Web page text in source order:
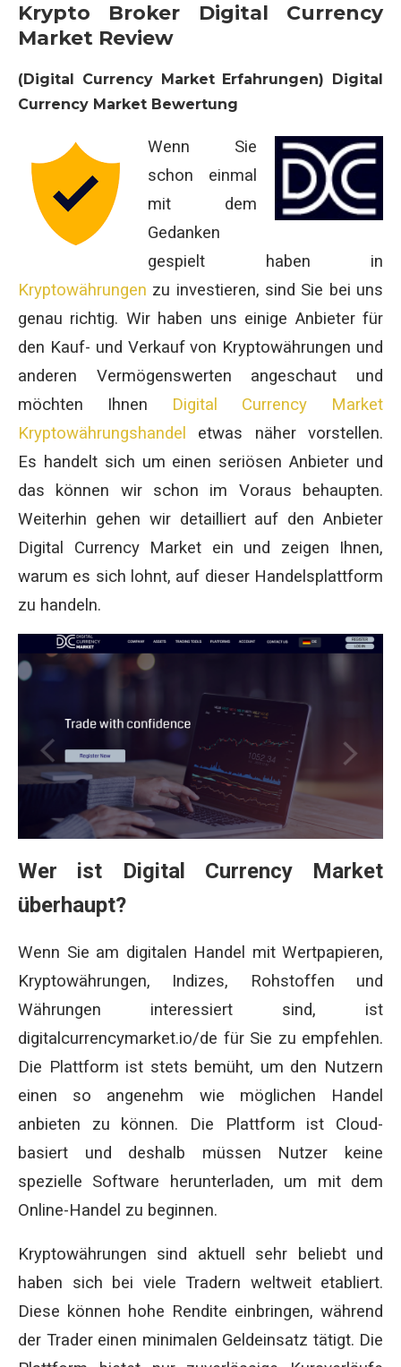
Krypto Broker Digital Currency
Market Review
(Digital Currency Market Erfahrungen) Digital
Currency Market Bewertung
Wenn Sie
schon einmal
mit dem
Gedanken
gespielt haben in
Kryptowährungen zu investieren, sind Sie bei uns
genau richtig. Wir haben uns einige Anbieter für
den Kauf- und Verkauf von Kryptowährungen und
anderen Vermögenswerten angeschaut und
möchten Ihnen Digital Currency Market
Kryptowährungshandel
etwas näher vorstellen.
Es handelt sich um einen seriösen Anbieter und
das können wir schon im Voraus behaupten.
Weiterhin gehen wir detailliert auf den Anbieter
Digital Currency Market ein und zeigen Ihnen,
warum es sich lohnt, auf dieser Handelsplattform
zu handeln.
Wer ist Digital Currency Market
überhaupt?
Wenn Sie am digitalen Handel mit Wertpapieren,
Kryptowährungen, Indizes, Rohstoffen und
Währungen interessiert sind, ist
digitalcurrencymarket.io/de für Sie zu empfehlen.
Die Plattform ist stets bemüht, um den Nutzern
einen so angenehm wie möglichen Handel
anbieten zu können. Die Plattform ist Cloud-
basiert und deshalb müssen Nutzer keine
spezielle Software herunterladen, um mit dem
Online-Handel zu beginnen.
Kryptowährungen sind aktuell sehr beliebt und
haben sich bei viele Tradern weltweit etabliert.
Diese können hohe Rendite einbringen, während
der Trader einen minimalen Geldeinsatz tätigt. Die